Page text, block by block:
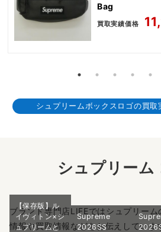
Bag
買取実績価格
シュプリームボックスロゴの買取
シュプリーム
ブランド専門店LIFEではシュプリー
情報や買取情報などをお伝えしていま
【保存版】ル
イヴィトン×シ
ュプリームと
Supreme
2026SS